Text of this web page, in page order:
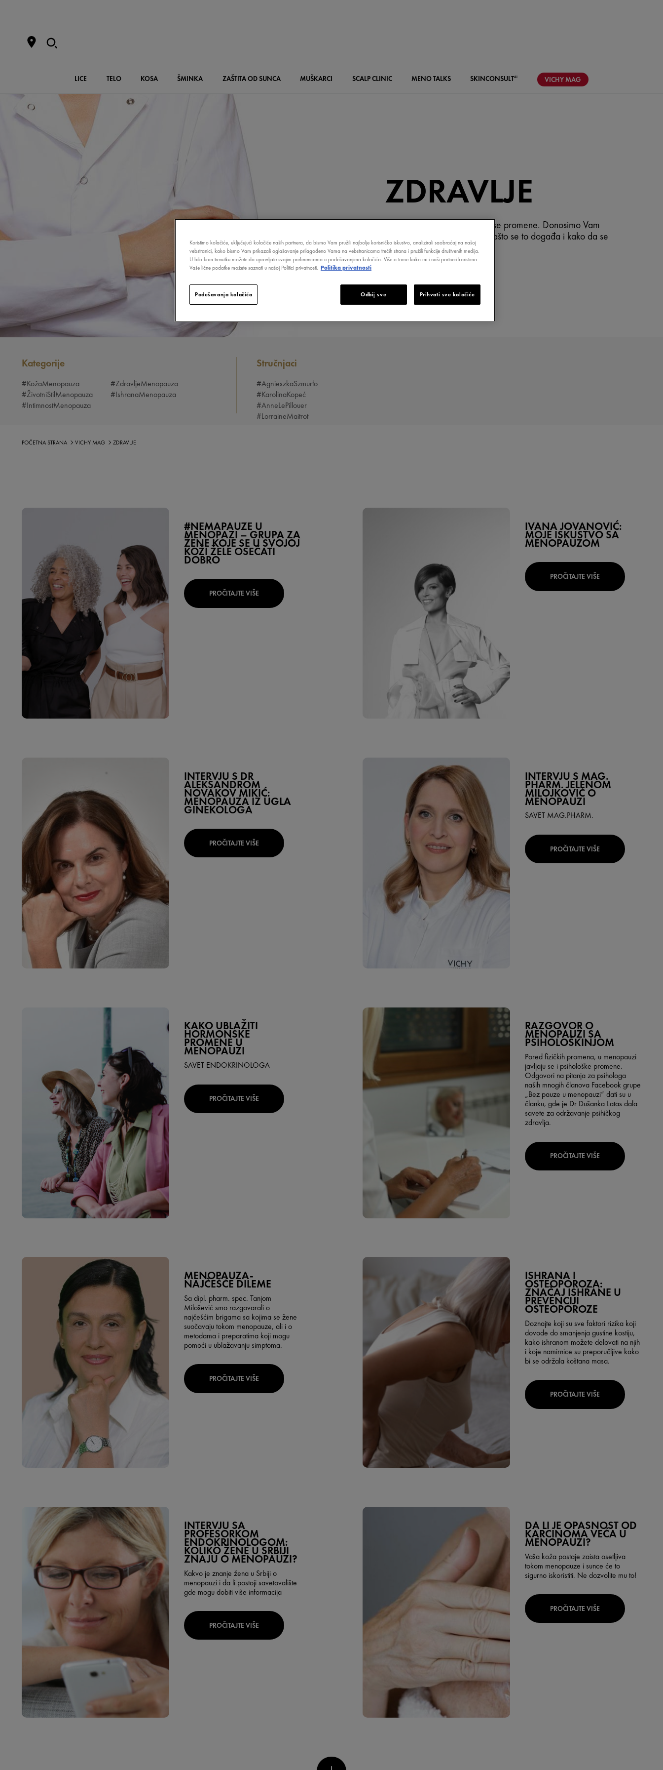
LICE TELO KOSA ŠMINKA ZAŠTITA OD SUNCA MUŠKARCI SCALPCLINIC MENOTALKS SKINCONSULTAI VICHYMAG
ZDRAVLJE
Unutar Vašeg tela dogodiće se promene. Donosimo Vam
objašnjenja šta se događa, zašto se to događa i kako da se
svakodnevno nosite sa time.
Kategorije
#KožaMenopauza
#ZdravljeMenopauza
#ŽivotniStilMenopauza
#IshranaMenopauza
#IntimnostMenopauza
Stručnjaci
#AgnieszkaSzmurło
#KarolinaKopeć
#AnneLePillouer
#LorraineMaitrot
POČETNA STRANA VICHY MAG ZDRAVLJE
#NEMAPAUZE U
MENOPAZI – GRUPA ZA
ŽENE KOJE SE U SVOJOJ
KOŽI ŽELE OSEĆATI
DOBRO
PROČITAJTE VIŠE
IVANA JOVANOVIĆ:
MOJE ISKUSTVO SA
MENOPAUZOM
PROČITAJTE VIŠE
INTERVJU S DR
ALEKSANDROM
NOVAKOV MIKIĆ:
MENOPAUZA IZ UGLA
GINEKOLOGA
PROČITAJTE VIŠE
INTERVJU S MAG.
PHARM. JELENOM
MILOJKOVIĆ O
MENOPAUZI
SAVET MAG.PHARM.
PROČITAJTE VIŠE
KAKO UBLAŽITI
HORMONSKE
PROMENE U
MENOPAUZI
SAVET ENDOKRINOLOGA
PROČITAJTE VIŠE
RAZGOVOR O
MENOPAUZI SA
PSIHOLOŠKINJOM
Pored fizičkih promena, u menopauzi
javljaju se i psihološke promene.
Odgovori na pitanja za psihologa
naših mnogih članova Facebook grupe
„Bez pauze u menopauzi“ dati su u
članku, gde je Dr Dušanka Latas dala
savete za održavanje psihičkog
zdravlja.
PROČITAJTE VIŠE
MENOPAUZA-
NAJČEŠĆE DILEME
Sa dipl. pharm. spec. Tanjom
Milošević smo razgovarali o
najčešćim brigama sa kojima se žene
suočavaju tokom menopauze, ali i o
metodama i preparatima koji mogu
pomoći u ublažavanju simptoma.
PROČITAJTE VIŠE
ISHRANA I
OSTEOPOROZA:
ZNAČAJ ISHRANE U
PREVENCIJI
OSTEOPOROZE
Doznajte koji su sve faktori rizika koji
dovode do smanjenja gustine kostiju,
kako ishranom možete delovati na njih
i koje namirnice su preporučljive kako
bi se održala koštana masa.
PROČITAJTE VIŠE
INTERVJU SA
PROFESORKOM
ENDOKRINOLOGOM:
KOLIKO ŽENE U SRBIJI
ZNAJU O MENOPAUZI?
Kakvo je znanje žena u Srbiji o
menopauzi i da li postoji savetovalište
gde mogu dobiti više informacija
PROČITAJTE VIŠE
DA LI JE OPASNOST OD
KARCINOMA VEĆA U
MENOPAUZI?
Vaša koža postaje zaista osetljiva
tokom menopauze i sunce će to
sigurno iskoristiti. Ne dozvolite mu to!
PROČITAJTE VIŠE
Koristimo kolačiće, uključujući kolačiće naših partnera, da bismo Vam pružili najbolje korisničko iskustvo, analizirali saobraćaj na našoj
vebstranici, kako bismo Vam prikazali oglašavanje prilagođeno Vama na vebstranicama trećih strana i pružili funkcije društvenih medija.
U bilo kom trenutku možete da upravljate svojim preferencama u podešavanjima kolačića. Više o tome kako mi i naši partneri koristimo
Vaše lične podatke možete saznati u našoj Politici privatnosti. Politika privatnosti
Odbij sve Prihvati sve kolačiće
Podešavanja kolačića